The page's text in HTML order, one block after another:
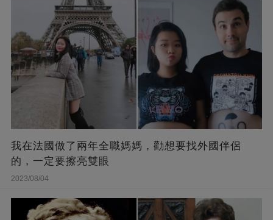
我在法國做了兩年全職媽媽，勸想要找外國伴侶
的，一定要擦亮雙眼
2023/08/04